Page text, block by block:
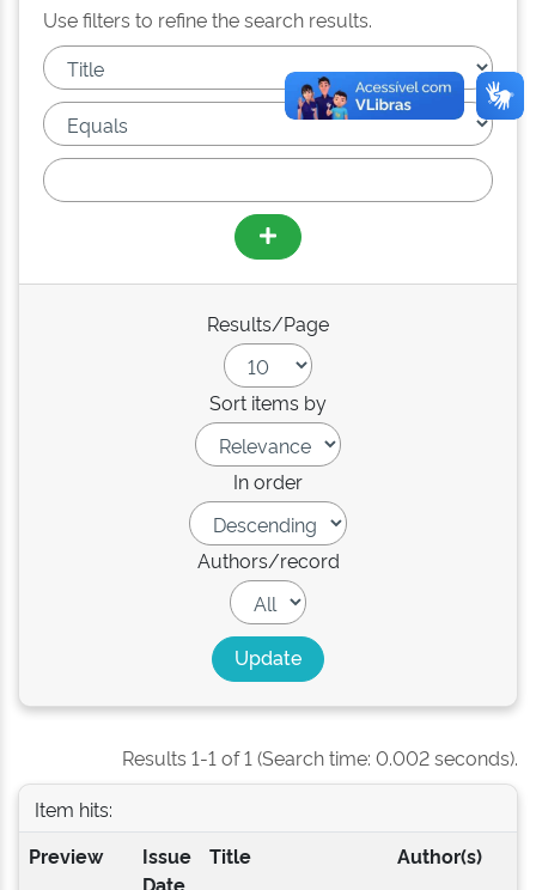
Use filters to refine the search results.
Results/Page
Sort items by
In order
Authors/record
Results 1-1 of 1 (Search time: 0.002 seconds).
Item hits:
Preview
Issue
Date
Title Author(s)